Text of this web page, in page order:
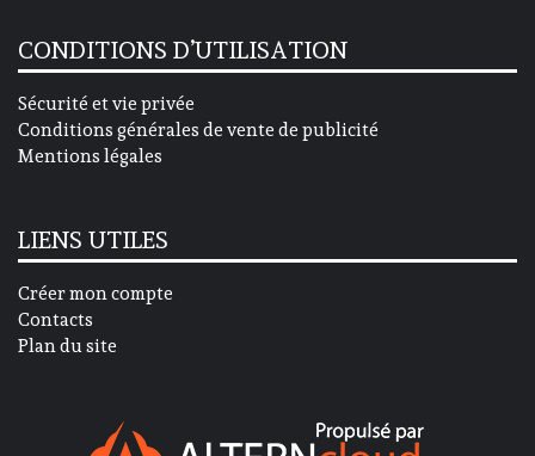
CONDITIONS D’UTILISATION
Sécurité et vie privée
Conditions générales de vente de publicité
Mentions légales
LIENS UTILES
Créer mon compte
Contacts
Plan du site